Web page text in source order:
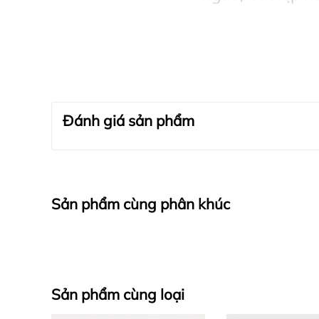
Đánh giá sản phẩm
Sản phẩm cùng phân khúc
Sản phẩm cùng loại